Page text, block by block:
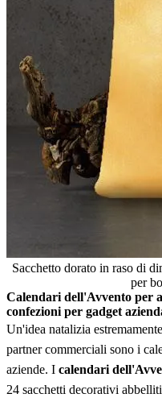
Sacchetto dorato in raso di
per
Calendari dell'Avvento per
confezioni per gadget
Un'idea natalizia
partner commerciali sono i
aziende. I calendari
24 sacchetti decorativi